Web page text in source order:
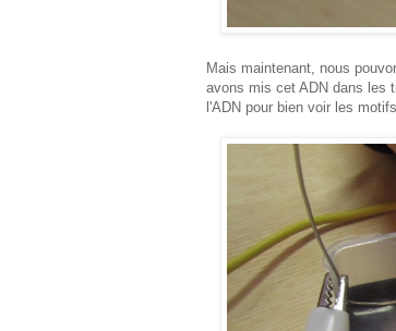
Mais maintenant, nous
avons mis cet ADN dans les
l'ADN pour bien voir les